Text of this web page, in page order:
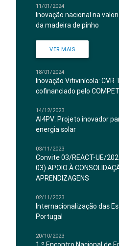
11/01/2024
Inovação nacional na
da madeira de pinho
VER MAIS
18/01/2024
Inovação Vitivinícola:
cofinanciado pelo
14/12/2023
AI4PV: Projeto inovador
energia solar
03/11/2023
Convite 03/REACT-UE/
03) APOIO À
APRENDIZAGENS
02/11/2023
Internacionalização das
Portugal
20/10/2023